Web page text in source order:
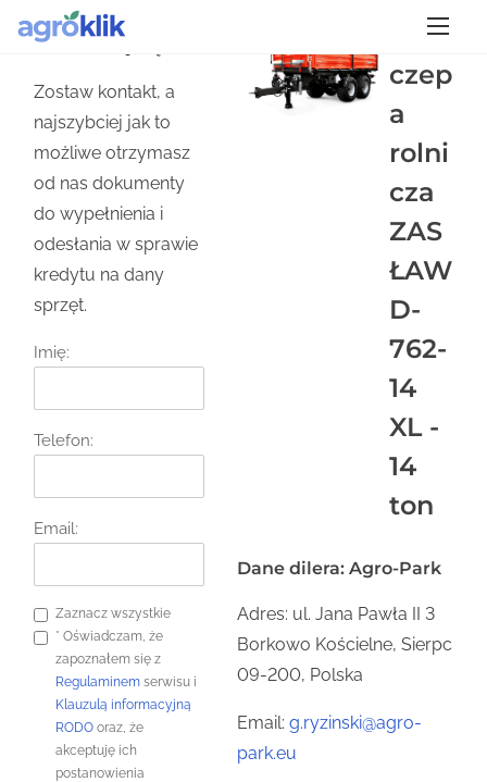
Skontaktuj się
Zostaw kontakt, a
najszybciej jak to
możliwe otrzymasz
od nas dokumenty
do wypełnienia i
odesłania w sprawie
kredytu na dany
sprzęt.
Imię:
Telefon:
Email:
Zaznacz wszystkie
* Oświadczam, że
zapoznałem się z
Regulaminem serwisu i
Klauzulą informacyjną
RODO oraz, że
akceptuję ich
postanowienia
Przy
czep
a
rolni
cza
ZAS
ŁAW
D-
762-
14
XL -
14
ton
Dane dilera: Agro-Park
Adres: ul. Jana Pawła II 3
Borkowo Kościelne, Sierpc
09-200, Polska
Email:g.ryzinski@agro-
park.eu